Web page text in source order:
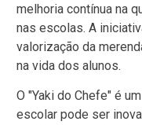
melhoria contínua na
nas escolas. A
valorização da
na vida dos alunos.
O "Yaki do Chefe" é
escolar pode ser